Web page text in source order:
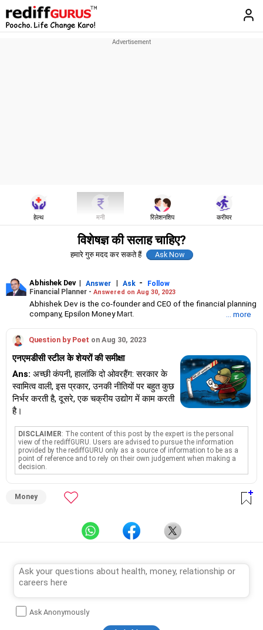
हेल्थ मनी रिलेशनशिप करीयर
विशेषज्ञ की सलाह चाहिए?
हमारे गुरु मदद कर सकते हैं
Abhishek Dev| Answer | Ask -
Follow
Financial Planner - Answered on Aug 30, 2023
Abhishek Dev is the co-founder and CEO of the financial planning
company, Epsilon Money Mart.
He has been associated with reputed companies like HSBC
GAM (India, south east Asia), PGIM, AMC, AMEX Bank, HDFC AMC
and UTI in various roles, including leading business management,
sales, marketing, product development and as a board member.
... more
Question by Poet on Aug 30, 2023
एनएमडीसी स्टील के शेयरों की समीक्षा
Ans: अच्छी कंपनी, हालांकि दो ओवरहैंग: सरकार के
स्वामित्व वाली, इस प्रकार, उनकी नीतियों पर बहुत कुछ
निर्भर करती है, दूसरे, एक चक्रीय उद्योग में काम करती
है।
DISCLAIMER: The content of this post by the expert is the personal
view of the rediffGURU. Users are advised to pursue the information
provided by the rediffGURU only as a source of information to be as a
point of reference and to rely on their own judgement when making a
decision.
Money
Ask Anonymously